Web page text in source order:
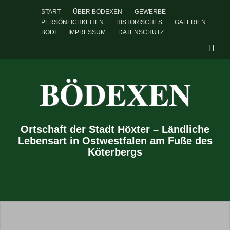
START ÜBER BÖDEXEN
GEWERBE
PERSÖNLICHKEITEN
HISTORISCHES
GALERIEN
BÖDI
IMPRESSUM DATENSCHUTZ
BÖDEXEN
Ortschaft der Stadt Höxter – Ländliche
Lebensart in Ostwestfalen am Fuße des
Köterbergs